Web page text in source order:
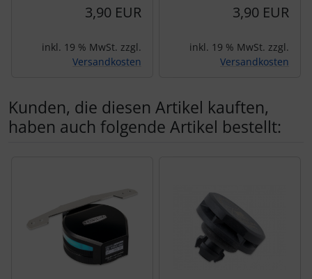
3,90 EUR
inkl. 19 % MwSt. zzgl.
Versandkosten
3,90 EUR
inkl. 19 % MwSt. zzgl.
Versandkosten
Kunden, die diesen Artikel kauften,
haben auch folgende Artikel bestellt: